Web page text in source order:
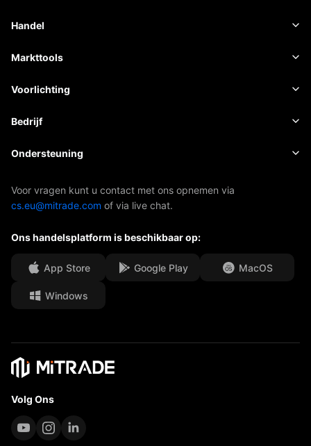
Forex
Grondstoffen
Handel
Handelsplatform
Risicobeheer
Markttools
Economische kalender
Nieuws
Voorlichting
Basis
EBook
Bedrijf
Over Mitrade
Onze onderscheidingen
Media Centre
Carrièremogelijkheden
Juridische documenten
Ondersteuning
Afdeling Help
Veelgestelde vragen (FAQ)
Voor vragen kunt u contact met ons opnemen via
cs.eu@mitrade.com of via live chat.
Ons handelsplatform is beschikbaar op:
App Store Google Play MacOS
Windows
Volg Ons